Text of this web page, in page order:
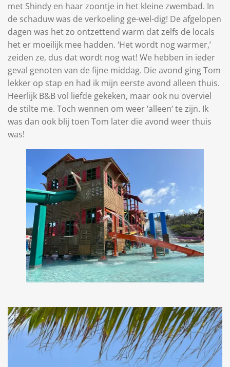
met Shindy en haar zoontje in het kleine zwembad. In
de schaduw was de verkoeling ge-wel-dig! De afgelopen
dagen was het zo ontzettend warm dat zelfs de locals
het er moeilijk mee hadden. ‘Het wordt nog warmer,’
zeiden ze, dus dat wordt nog wat! We hebben in ieder
geval genoten van de fijne middag. Die avond ging Tom
lekker op stap en had ik mijn eerste avond alleen thuis.
Heerlijk B&B vol liefde gekeken, maar ook nu overviel
de stilte me. Toch wennen om weer ‘alleen‘ te zijn. Ik
was dan ook blij toen Tom later die avond weer thuis
was!